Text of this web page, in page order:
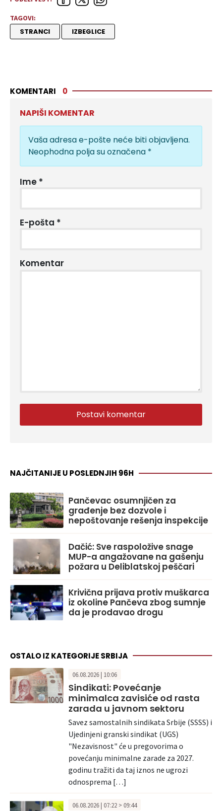
TAGOVI:
STRANCI IZBEGLICE
KOMENTARI 0
NAPIŠI KOMENTAR
Vaša adresa e-pošte neće biti objavljena.
Neophodna polja su označena *
Ime *
E-pošta *
Komentar
NAJČITANIJE U POSLEDNJIH 96H
Pančevac osumnjičen za
građenje bez dozvole i
nepoštovanje rešenja inspekcije
Dačić: Sve raspoložive snage
MUP-a angažovane na gašenju
požara u Deliblatskoj peščari
Krivična prijava protiv muškarca
iz okoline Pančeva zbog sumnje
da je prodavao drogu
OSTALO IZ KATEGORIJE SRBIJA
06.08.2026 | 10:06
Sindikati: Povećanje
minimalca zavisiće od rasta
zarada u javnom sektoru
Savez samostalnih sindikata Srbije (SSSS) i
Ujedinjeni granski sindikat (UGS)
"Nezavisnost" će u pregovorima o
povećanju minimalne zarade za 2027.
godinu tražiti da taj iznos ne ugrozi
odnosprema […]
06.08.2026 | 07:22 > 09:44